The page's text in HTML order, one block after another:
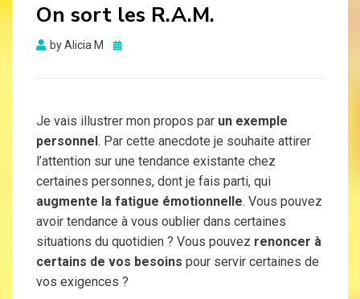
On sort les R.A.M.
byAlicia M
Posted
Je vais illustrer mon propos par un exemple
personnel . Par cette anecdote je souhaite attirer
l’attention sur une tendance existante chez
certaines personnes, dont je fais parti, qui
augmente la fatigue émotionnelle. Vous pouvez
avoir tendance à vous oublier dans certaines
situations du quotidien ? Vous pouvez renoncer à
certains de vos besoins pour servir certaines de
vos exigences ?